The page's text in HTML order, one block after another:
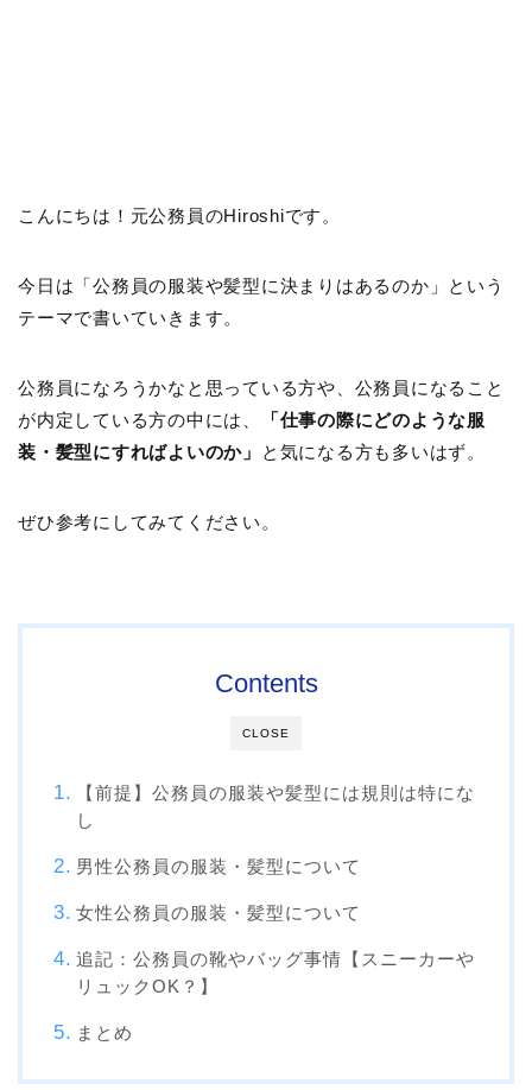
こんにちは！元公務員のHiroshiです。
今日は「公務員の服装や髪型に決まりはあるのか」という
テーマで書いていきます。
公務員になろうかなと思っている方や、公務員になること
が内定している方の中には、
「仕事の際にどのような服
装・髪型にすればよいのか」
と気になる方も多いはず。
ぜひ参考にしてみてください。
CLOSE
Contents
【前提】公務員の服装や髪型には規則は特にな
し
男性公務員の服装・髪型について
女性公務員の服装・髪型について
追記：公務員の靴やバッグ事情【スニーカーや
リュックOK？】
まとめ